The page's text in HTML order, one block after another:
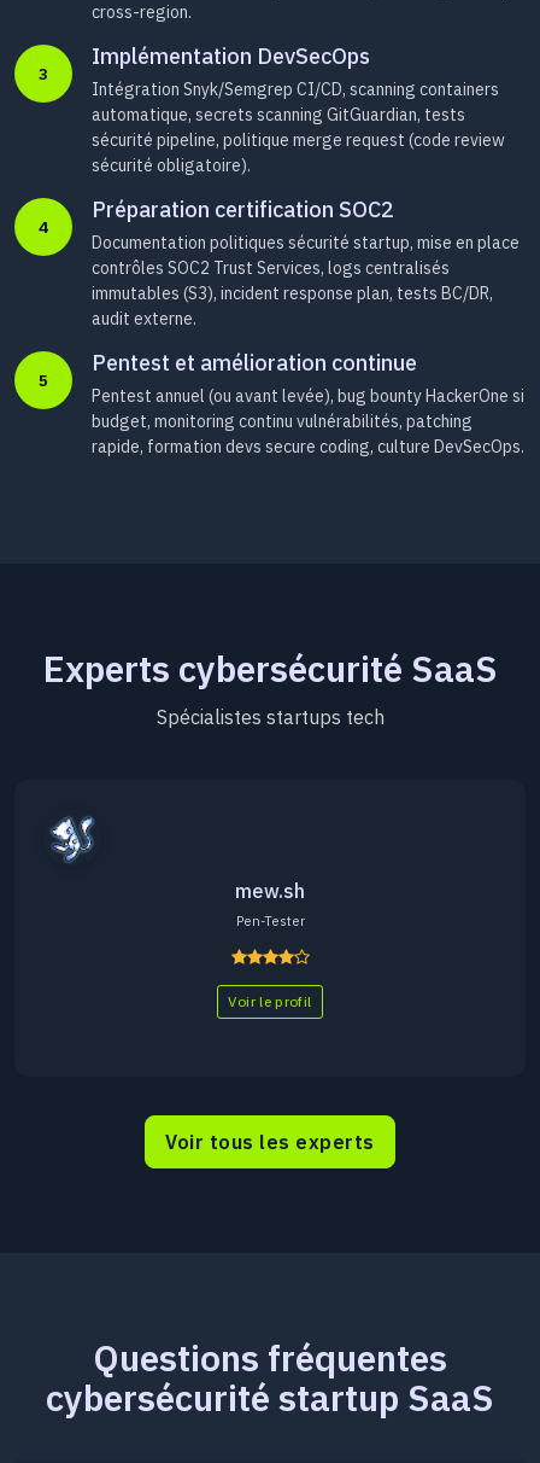
cross-region.
3
Implémentation DevSecOps
Intégration Snyk/Semgrep CI/CD, scanning containers
automatique, secrets scanning GitGuardian, tests
sécurité pipeline, politique merge request (code review
sécurité obligatoire).
4
Préparation certification SOC2
Documentation politiques sécurité startup, mise en place
contrôles SOC2 Trust Services, logs centralisés
immutables (S3), incident response plan, tests BC/DR,
audit externe.
5
Pentest et amélioration continue
Pentest annuel (ou avant levée), bug bounty HackerOne si
budget, monitoring continu vulnérabilités, patching
rapide, formation devs secure coding, culture DevSecOps.
Experts cybersécurité SaaS
Spécialistes startups tech
mew.sh
Pen-Tester
Voir le profil
Voir tous les experts
Questions fréquentes
cybersécurité startup SaaS